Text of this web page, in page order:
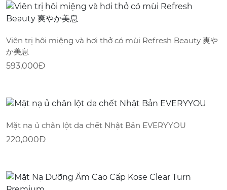
Viên trị hôi miệng và hơi thở có mùi Refresh Beauty 爽や
か美息
593,000Đ
Mặt nạ ủ chân lột da chết Nhật Bản EVERYYOU
220,000Đ